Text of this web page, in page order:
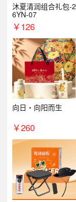
沐夏清润组合礼包-2
6YN-07
￥126
向日・向阳而生
￥260